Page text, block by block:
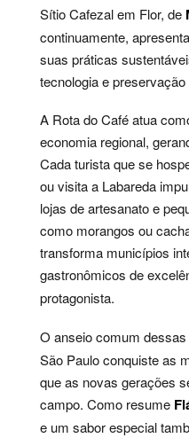
Sítio Cafezal em Flor, de
continuamente,
suas práticas
tecnologia e preservação
A Rota do Café atua
economia regional,
Cada turista que se
ou visita a Labareda
lojas de artesanato e
como morangos ou
transforma municípios
gastronômicos de
protagonista.
O anseio comum
São Paulo conquiste as
que as novas gerações
campo. Como resume
e um sabor especial